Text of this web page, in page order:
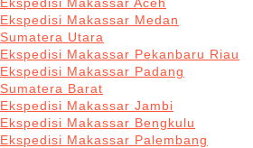
Ekspedisi Makassar Medan
Sumatera Utara
Ekspedisi Makassar Pekanbaru Riau
Ekspedisi Makassar Padang
Sumatera Barat
Ekspedisi Makassar Jambi
Ekspedisi Makassar Bengkulu
Ekspedisi Makassar Palembang